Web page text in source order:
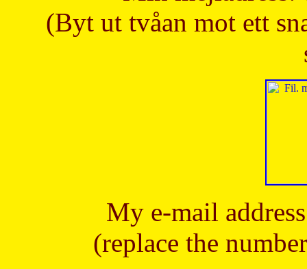
(Byt ut tvåan mot ett
My e-mail
(replace the